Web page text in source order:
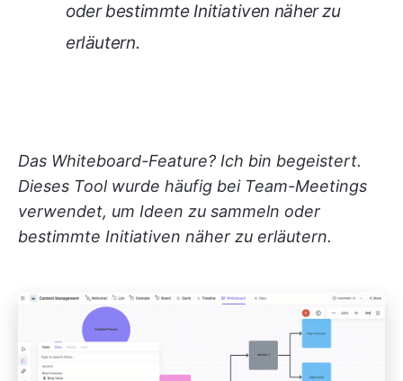
oder bestimmte Initiativen näher zu
erläutern.
Das Whiteboard-Feature? Ich bin begeistert.
Dieses Tool wurde häufig bei Team-Meetings
verwendet, um Ideen zu sammeln oder
bestimmte Initiativen näher zu erläutern.